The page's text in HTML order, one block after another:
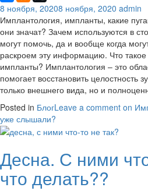
8 ноября, 20208 ноября, 2020 admin
Имплантология, импланты, какие
они значат? Зачем используются в
могут помочь, да и вообще когда
раскроем эту информацию. Что
импланты? Имплантология – это
помогает восстановить целостность
только внешнего вида, но и
Posted in БлогLeave a comment on
уже слышали?
Десна. С ними
что делать??